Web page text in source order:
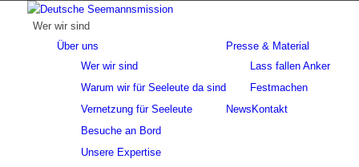
Wer wir sind
Über uns
Wer wir sind
Warum wir für Seeleute da sind
Vernetzung für Seeleute
Besuche an Bord
Unsere Expertise
Presse & Material
Lass fallen Anker
Festmachen
News Kontakt